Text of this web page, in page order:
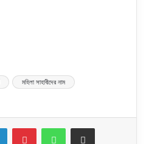
মহিলা সাহাবীদের নাম